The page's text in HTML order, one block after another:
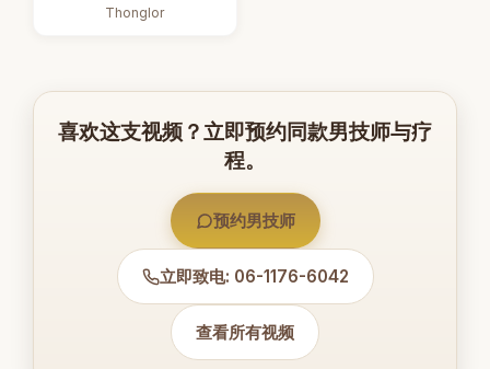
Thonglor
喜欢这支视频？立即预约同款男技师与疗
程。
预约男技师
立即致电: 06-1176-6042
查看所有视频